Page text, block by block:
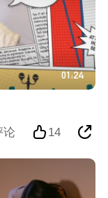
01:24
14
论